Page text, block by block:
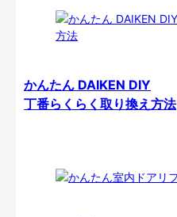
かんたん DAIKEN DIY
丁番らくらく取り換え方法